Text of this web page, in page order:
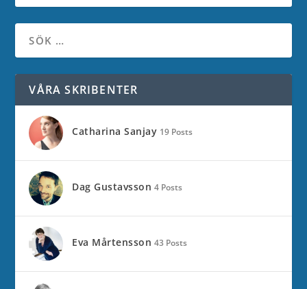
VÅRA SKRIBENTER
Catharina Sanjay 19 Posts
Dag Gustavsson 4 Posts
Eva Mårtensson 43 Posts